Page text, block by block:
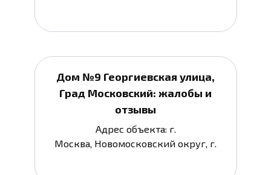
Дом №9 Георгиевская улица,
Град Московский: жалобы и
отзывы
Адрес объекта: г.
Москва, Новомосковский округ, г.